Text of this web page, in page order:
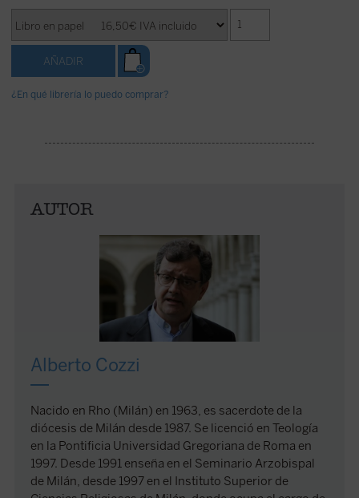
¿En qué librería lo puedo comprar?
AUTOR
Alberto Cozzi
Nacido en Rho (Milán) en 1963, es sacerdote de la
diócesis de Milán desde 1987. Se licenció en Teología
en la Pontificia Universidad Gregoriana de Roma en
1997. Desde 1991 enseña en el Seminario Arzobispal
de Milán, desde 1997 en el Instituto Superior de